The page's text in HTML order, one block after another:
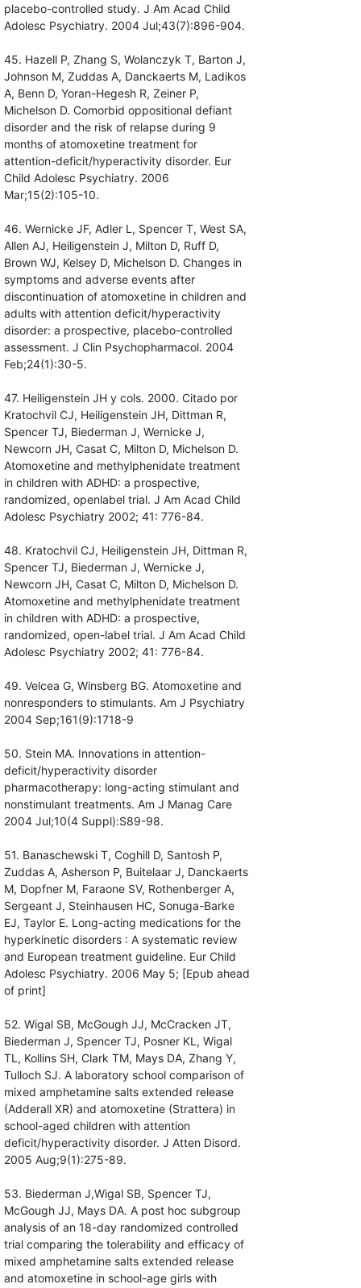
placebo-controlled study. J Am Acad Child
Adolesc Psychiatry. 2004 Jul;43(7):896-904.
45. Hazell P, Zhang S, Wolanczyk T, Barton J,
Johnson M, Zuddas A, Danckaerts M, Ladikos
A, Benn D, Yoran-Hegesh R, Zeiner P,
Michelson D. Comorbid oppositional defiant
disorder and the risk of relapse during 9
months of atomoxetine treatment for
attention-deficit/hyperactivity disorder. Eur
Child Adolesc Psychiatry. 2006
Mar;15(2):105-10.
46. Wernicke JF, Adler L, Spencer T, West SA,
Allen AJ, Heiligenstein J, Milton D, Ruff D,
Brown WJ, Kelsey D, Michelson D. Changes in
symptoms and adverse events after
discontinuation of atomoxetine in children and
adults with attention deficit/hyperactivity
disorder: a prospective, placebo-controlled
assessment. J Clin Psychopharmacol. 2004
Feb;24(1):30-5.
47. Heiligenstein JH y cols. 2000. Citado por
Kratochvil CJ, Heiligenstein JH, Dittman R,
Spencer TJ, Biederman J, Wernicke J,
Newcorn JH, Casat C, Milton D, Michelson D.
Atomoxetine and methylphenidate treatment
in children with ADHD: a prospective,
randomized, openlabel trial. J Am Acad Child
Adolesc Psychiatry 2002; 41: 776-84.
48. Kratochvil CJ, Heiligenstein JH, Dittman R,
Spencer TJ, Biederman J, Wernicke J,
Newcorn JH, Casat C, Milton D, Michelson D.
Atomoxetine and methylphenidate treatment
in children with ADHD: a prospective,
randomized, open-label trial. J Am Acad Child
Adolesc Psychiatry 2002; 41: 776-84.
49. Velcea G, Winsberg BG. Atomoxetine and
nonresponders to stimulants. Am J Psychiatry
2004 Sep;161(9):1718-9
50. Stein MA. Innovations in attention-
deficit/hyperactivity disorder
pharmacotherapy: long-acting stimulant and
nonstimulant treatments. Am J Manag Care
2004 Jul;10(4 Suppl):S89-98.
51. Banaschewski T, Coghill D, Santosh P,
Zuddas A, Asherson P, Buitelaar J, Danckaerts
M, Dopfner M, Faraone SV, Rothenberger A,
Sergeant J, Steinhausen HC, Sonuga-Barke
EJ, Taylor E. Long-acting medications for the
hyperkinetic disorders : A systematic review
and European treatment guideline. Eur Child
Adolesc Psychiatry. 2006 May 5; [Epub ahead
of print]
52. Wigal SB, McGough JJ, McCracken JT,
Biederman J, Spencer TJ, Posner KL, Wigal
TL, Kollins SH, Clark TM, Mays DA, Zhang Y,
Tulloch SJ. A laboratory school comparison of
mixed amphetamine salts extended release
(Adderall XR) and atomoxetine (Strattera) in
school-aged children with attention
deficit/hyperactivity disorder. J Atten Disord.
2005 Aug;9(1):275-89.
53. Biederman J,Wigal SB, Spencer TJ,
McGough JJ, Mays DA. A post hoc subgroup
analysis of an 18-day randomized controlled
trial comparing the tolerability and efficacy of
mixed amphetamine salts extended release
and atomoxetine in school-age girls with